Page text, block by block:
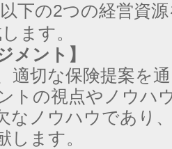
以下の2つの経営資
ます。
メント】
適切な保険提案を
トの視点やノウハ
なノウハウであり
します。